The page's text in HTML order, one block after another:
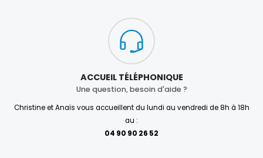
ACCUEIL TÉLÉPHONIQUE
Une question, besoin d'aide ?
Christine et Anaïs vous accueillent du lundi au vendredi de 8h à 18h
au :
04 90 90 26 52